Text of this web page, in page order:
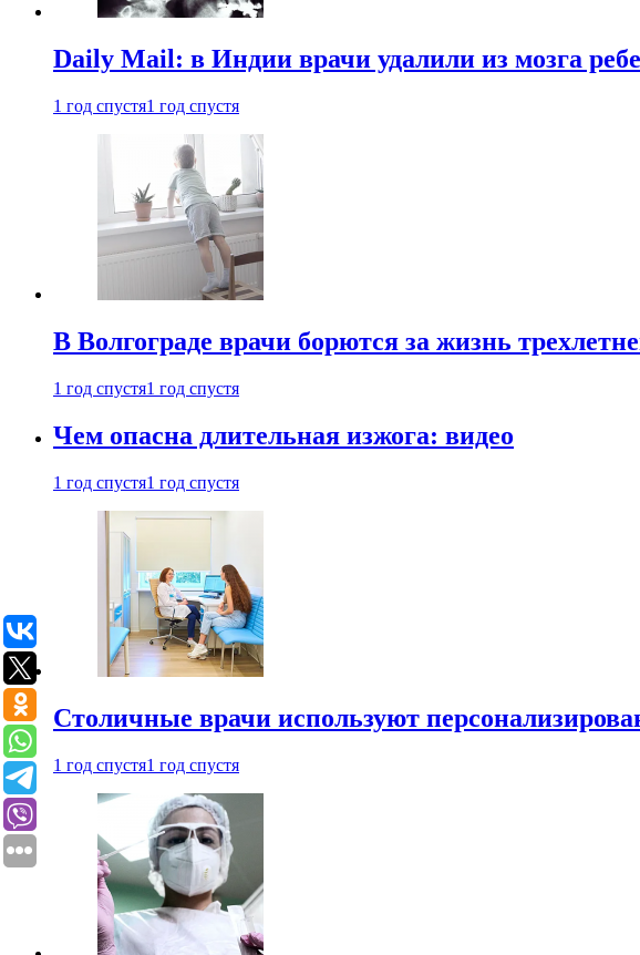
Daily Mail: в Индии врачи удалили из мозга
1 год спустя1 год спустя
В Волгограде врачи борются за жизнь
1 год спустя1 год спустя
Чем опасна длительная изжога: видео
1 год спустя1 год спустя
Столичные врачи используют
1 год спустя1 год спустя